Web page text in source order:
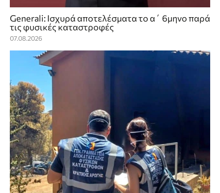
Generali: Ισχυρά αποτελέσματα το α΄ 6μηνο παρά
τις φυσικές καταστροφές
07.08.2026